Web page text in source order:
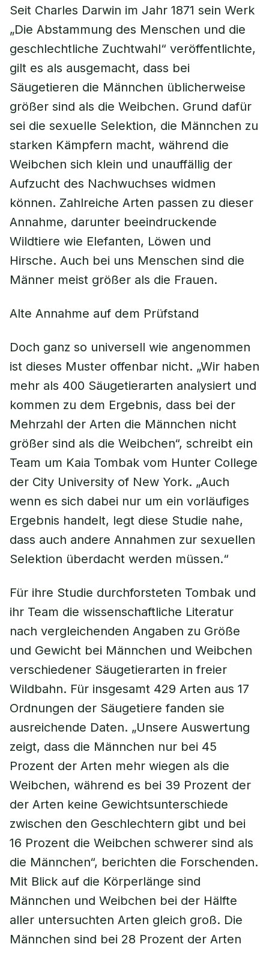
Seit Charles Darwin im Jahr 1871 sein Werk
„Die Abstammung des Menschen und die
geschlechtliche Zuchtwahl“ veröffentlichte,
gilt es als ausgemacht, dass bei
Säugetieren die Männchen üblicherweise
größer sind als die Weibchen. Grund dafür
sei die sexuelle Selektion, die Männchen zu
starken Kämpfern macht, während die
Weibchen sich klein und unauffällig der
Aufzucht des Nachwuchses widmen
können. Zahlreiche Arten passen zu dieser
Annahme, darunter beeindruckende
Wildtiere wie Elefanten, Löwen und
Hirsche. Auch bei uns Menschen sind die
Männer meist größer als die Frauen.
Alte Annahme auf dem Prüfstand
Doch ganz so universell wie angenommen
ist dieses Muster offenbar nicht. „Wir haben
mehr als 400 Säugetierarten analysiert und
kommen zu dem Ergebnis, dass bei der
Mehrzahl der Arten die Männchen nicht
größer sind als die Weibchen“, schreibt ein
Team um Kaia Tombak vom Hunter College
der City University of New York. „Auch
wenn es sich dabei nur um ein vorläufiges
Ergebnis handelt, legt diese Studie nahe,
dass auch andere Annahmen zur sexuellen
Selektion überdacht werden müssen.“
Für ihre Studie durchforsteten Tombak und
ihr Team die wissenschaftliche Literatur
nach vergleichenden Angaben zu Größe
und Gewicht bei Männchen und Weibchen
verschiedener Säugetierarten in freier
Wildbahn. Für insgesamt 429 Arten aus 17
Ordnungen der Säugetiere fanden sie
ausreichende Daten. „Unsere Auswertung
zeigt, dass die Männchen nur bei 45
Prozent der Arten mehr wiegen als die
Weibchen, während es bei 39 Prozent der
der Arten keine Gewichtsunterschiede
zwischen den Geschlechtern gibt und bei
16 Prozent die Weibchen schwerer sind als
die Männchen“, berichten die Forschenden.
Mit Blick auf die Körperlänge sind
Männchen und Weibchen bei der Hälfte
aller untersuchten Arten gleich groß. Die
Männchen sind bei 28 Prozent der Arten